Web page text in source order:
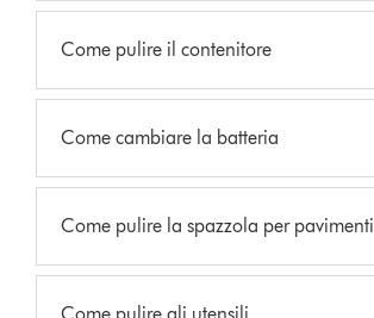
Come pulire il contenitore
Come cambiare la batteria
Come pulire la spazzola per pavimenti
Come pulire gli utensili